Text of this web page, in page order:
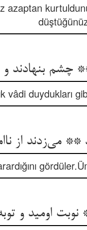
azaptan
بنهادند و
vâdi duydukları
** می‌‌زدند از